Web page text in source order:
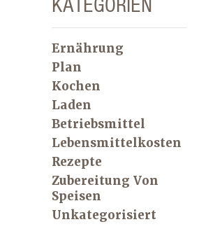
Ernährung
Plan
Kochen
Laden
Betriebsmittel
Lebensmittelkosten
Rezepte
Zubereitung Von
Speisen
Unkategorisiert